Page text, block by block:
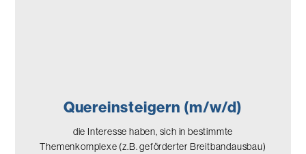
Quereinsteigern (m/w/d)
die Interesse haben, sich in bestimmte
Themenkomplexe (z.B. geförderter Breitbandausbau)